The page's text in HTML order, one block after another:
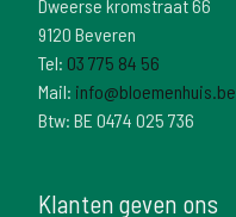
Dweerse kromstraat 66
9120 Beveren
Tel: 03 775 84 56
Mail: info@bloemenhuis.be
Btw: BE 0474 025 736
Klanten geven ons